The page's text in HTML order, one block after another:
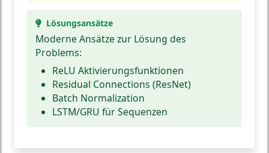
Lösungsansätze
Moderne Ansätze zur Lösung des
Problems:
ReLU Aktivierungsfunktionen
Residual Connections (ResNet)
Batch Normalization
LSTM/GRU für Sequenzen